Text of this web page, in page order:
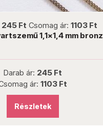
245 Ft Csomag ár: 1103 Ft
1,1x1,4 mm bronz
Darab ár: 245 Ft
ár: 1103 Ft
Részletek